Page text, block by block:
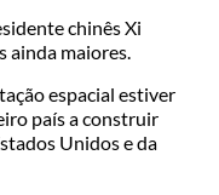
chinês Xi
ainda maiores.
espacial estiver
país a construir
Unidos e da